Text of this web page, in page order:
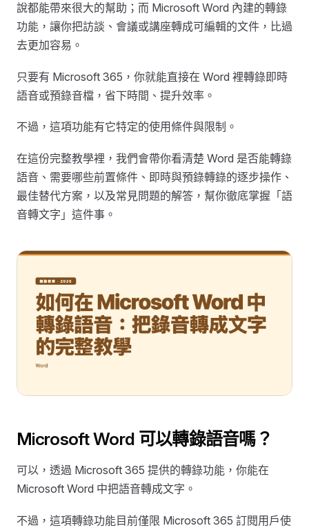
說都能帶來很大的幫助；而 Microsoft Word 內建的轉錄
功能，讓你把訪談、會議或講座轉成可編輯的文件，比過
去更加容易。
只要有 Microsoft 365，你就能直接在 Word 裡轉錄即時
語音或預錄音檔，省下時間、提升效率。
不過，這項功能有它特定的使用條件與限制。
在這份完整教學裡，我們會帶你看清楚 Word 是否能轉錄
語音、需要哪些前置條件、即時與預錄轉錄的逐步操作、
最佳替代方案，以及常見問題的解答，幫你徹底掌握「語
音轉文字」這件事。
Microsoft Word 可以轉錄語音嗎？
可以，透過 Microsoft 365 提供的轉錄功能，你能在
Microsoft Word 中把語音轉成文字。
不過，這項轉錄功能目前僅限 Microsoft 365 訂閱用戶使